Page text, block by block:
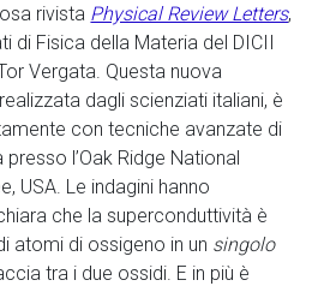
rivista Physical Review Letters,
di Fisica della Materia del DICII
Vergata. Questa nuova
dagli scienziati italiani, è
con tecniche avanzate di
l’Oak Ridge National
USA. Le indagini hanno
che la superconduttività è
atomi di ossigeno in un singolo
tra i due ossidi. E in più è